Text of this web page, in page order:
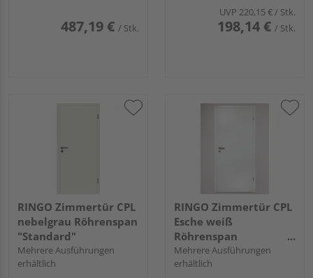
487,19 € / Stk.
UVP 220,15 €/ Stk.
198,14 € / Stk.
RINGO Zimmertür CPL
nebelgrau Röhrenspan
"Standard"
Mehrere Ausführungen
erhältlich
RINGO Zimmertür CPL
Esche weiß
Röhrenspan
"Standard"
Mehrere Ausführungen
erhältlich